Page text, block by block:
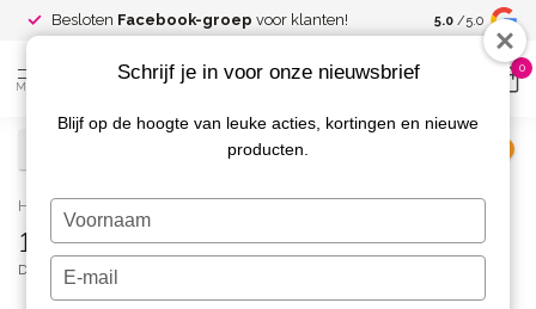
Besloten Facebook-groep voor klanten! Spaar voor
kortingen
5.0 /5.0
MENU
0
Home / 166 Gellak Denim Jeans 10 ml.
166 Gellak Denim Jeans 10 ml.
DIVA
Schrijf je in voor onze nieuwsbrief
Blijf op de hoogte van leuke acties, kortingen en nieuwe
producten.
Typ
je
naam
Typ
je